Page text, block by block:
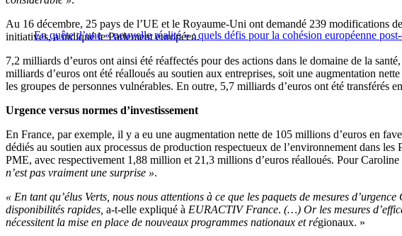
En quête d’une « nouvelle réalité » : quels défis pour la cohésion européenne
Au 16 décembre, 25 pays de l’UE et le Royaume-Uni ont demandé 239 modifications
initiatives, a indiqué le Parlement européen.
7,2 milliards d’euros ont ainsi été réaffectés pour des actions dans le domaine de la
milliards d’euros ont été réalloués au soutien aux entreprises, soit une augmentation
les groupes de personnes vulnérables. En outre, 5,7 milliards d’euros ont été transférés
Urgence versus normes d’investissement
En France, par exemple, il y a eu une augmentation nette de 105 millions d’euros en
dédiés au soutien aux processus de production respectueux de l’environnement dans
PME, avec respectivement 1,88 million et 21,3 millions d’euros réalloués. Pour
n’est pas vraiment une surprise ».
« En tant qu’élus Verts, nous nous attentions à ce que les paquets de mesures
disponibilités rapides, a-t-elle expliqué à EURACTIV France. (…) Or les mesures
nécessitent la mise en place de nouveaux programmes nationaux et régionaux. »